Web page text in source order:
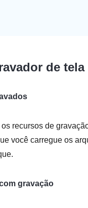
de tela
recursos de
você carregue os
gravação